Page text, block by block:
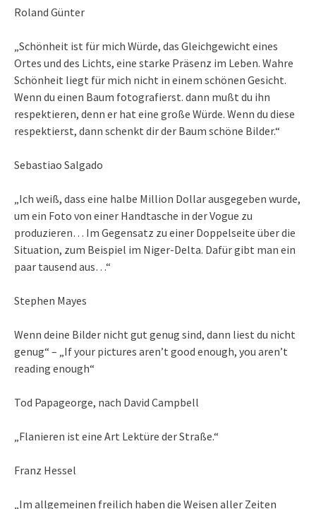
Roland Günter
„Schönheit ist für mich Würde, das Gleichgewicht eines
Ortes und des Lichts, eine starke Präsenz im Leben. Wahre
Schönheit liegt für mich nicht in einem schönen Gesicht.
Wenn du einen Baum fotografierst. dann mußt du ihn
respektieren, denn er hat eine große Würde. Wenn du diese
respektierst, dann schenkt dir der Baum schöne Bilder.“
Sebastiao Salgado
„Ich weiß, dass eine halbe Million Dollar ausgegeben wurde,
um ein Foto von einer Handtasche in der Vogue zu
produzieren… Im Gegensatz zu einer Doppelseite über die
Situation, zum Beispiel im Niger-Delta. Dafür gibt man ein
paar tausend aus…“
Stephen Mayes
Wenn deine Bilder nicht gut genug sind, dann liest du nicht
genug“ – „If your pictures aren’t good enough, you aren’t
reading enough“
Tod Papageorge, nach David Campbell
„Flanieren ist eine Art Lektüre der Straße.“
Franz Hessel
„Im allgemeinen freilich haben die Weisen aller Zeiten